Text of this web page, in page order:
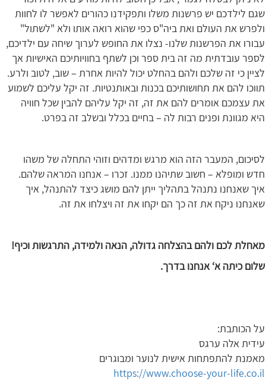
שגם לילדכם יש פרשנות משלו ותפקידנו כהורים לאפשר לו לחוות
ולפרש את העולם ואת ביה"ס כפי שהוא רואה אותו ולא "לשתול"
עבורו את הפרשנות שלנו- נצלו את החופש לערוך שיחה עם ילדיכם,
לספר עובדתית מה זה בית ספר וכן לשתף בחוויותיכם האישיות אך
לציין כי זה שלכם ולהם בהחלט יכול להיות אחרת – שוב, לטוב ולרע.
תווכו להם את תחושותיכם בכנות ובאותנטיות. זה יקל עליכם לשמוע
את עצמכם אומרים להם את זה, זה יקל עליהם להבין שכל חוויה
היא מגוונת ופנים רבות לה – בחיים בכלל ובשלב זה בפרט.
לסיכום, המעבר הזה הוא מרגש ומדהים וזוהי התחלה של משהו
חדש ומופלא – חשוב שתיהנו ממנו. זכרו – אנחנו המראה שלהם.
איך שאנחנו נתנהל בתהליך ייתן להם מושג כיצד להתנהל, איך
שאנחנו ניקח את זה כך הם יקחו את זה ויצלחו את זה.
מאחלת לכם ולהם בהצלחה גדולה, הנאה ולמידה, התרגשות וכיף!
שלום כיתה א‘ אנחנו בדרך.
על הכותבת:
עידית אלה ערגס
מאמנת להתפתחות אישית לנוער ומבוגרים
https://www.choose-your-life.co.il